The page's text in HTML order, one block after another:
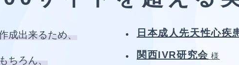
日本成人先天性心疾
関西IVR研究会 様
成出来るため、
ちろん、